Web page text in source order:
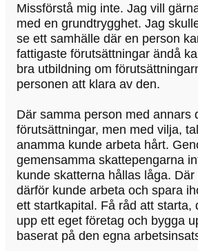
Missförstå mig inte. Jag vill
med en grundtrygghet. Jag
se ett samhälle där en person
fattigaste förutsättningar ändå
bra utbildning om
personen att klara av den.
Där samma person med annars
förutsättningar, men med vilja,
anamma kunde arbeta hårt.
gemensamma skattepengarna
kunde skatterna hållas låga.
därför kunde arbeta och spara
ett startkapital. Få råd att starta,
upp ett eget företag och bygga
baserat på den egna